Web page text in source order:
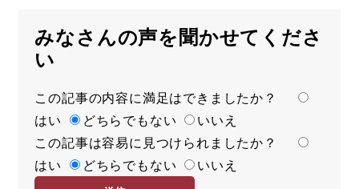
みなさんの声を聞かせてくださ
い
満
足
度
この記事の内容に満足はできましたか？
はい
どちらでもない
いいえ
容
易
この記事は容易に見つけられましたか？
はい
どちらでもない いいえ